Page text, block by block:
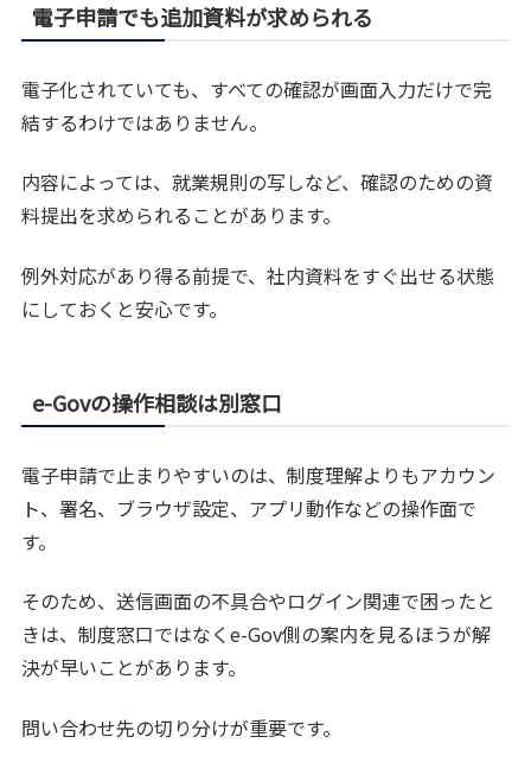
電子申請でも追加資料が求められる
電子化されていても、すべての確認が画面入力だけで完
結するわけではありません。
内容によっては、就業規則の写しなど、確認のための資
料提出を求められることがあります。
例外対応があり得る前提で、社内資料をすぐ出せる状態
にしておくと安心です。
e-Govの操作相談は別窓口
電子申請で止まりやすいのは、制度理解よりもアカウン
ト、署名、ブラウザ設定、アプリ動作などの操作面で
す。
そのため、送信画面の不具合やログイン関連で困ったと
きは、制度窓口ではなくe-Gov側の案内を見るほうが解
決が早いことがあります。
問い合わせ先の切り分けが重要です。